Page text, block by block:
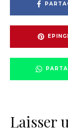
Laisser